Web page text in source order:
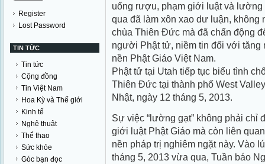
Register
Lost Password
TIN TỨC
Tin tức
Cộng đồng
Tin Việt Nam
Hoa Kỳ và Thế giới
Kinh tế
Nghệ thuật
Thể thao
Sức khỏe
Góc bạn đọc
uống rượu, phạm giới luật và lường
qua đã làm xôn xao dư luận,
chùa Thiên Ðức mà đã chấn động
người Phật tử, niềm tin đối với tăng
nền Phật Giáo Việt Nam.
Phật tử tại Utah tiếp tục biểu tình
Thiên Ðức tại thành phố West
Nhật, ngày 12 tháng 5, 2013.
Sự việc “lường gạt” không phải chỉ
giới luật Phật Giáo mà còn liên
nền pháp trị nghiêm ngặt này. Vào
tháng 5, 2013 vừa qua, Tuần báo